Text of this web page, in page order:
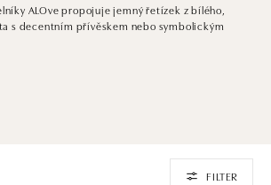
ALOve propojuje jemný řetízek z bílého,
s decentním přívěskem nebo symbolickým
FILTER